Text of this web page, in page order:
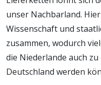
unser Nachbarland.
Wissenschaft und
zusammen, wodurch
die Niederlande auch
Deutschland werden